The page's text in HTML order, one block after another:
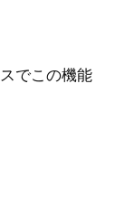
でこの機能